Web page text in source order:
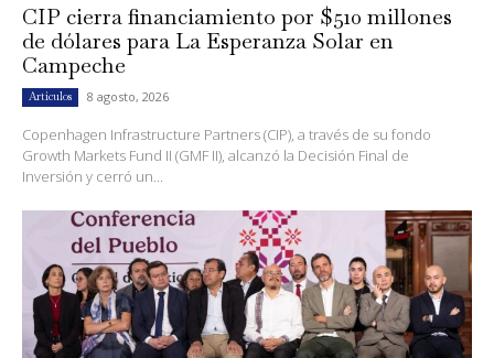
CIP cierra financiamiento por $510 millones
de dólares para La Esperanza Solar en
Campeche
Artículos 8 agosto, 2026
Copenhagen Infrastructure Partners (CIP), a través de su fondo
Growth Markets Fund II (GMF II), alcanzó la Decisión Final de
Inversión y cerró un...